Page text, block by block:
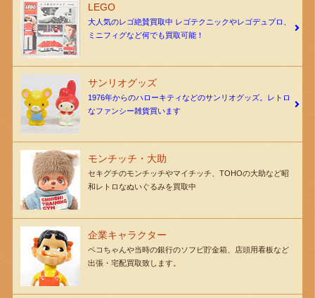
LEGO
大人気のレゴ絶賛買取中 レゴテクニックやレゴデュプロ、
ミニフィグなど何でも買取可能！
サンリオグッズ
1976年からのハローキティなどのサンリオグッズ。レトロ
なファンシー雑貨買います
モンチッチ・大助
セキグチのモンチッチやマイチッチ、TOHOの大助など昭
和レトロなぬいぐるみを買取中
企業キャラクター
ペコちゃんや当時の銀行のソフビ貯金箱、店頭用看板など
出張・宅配買取致します。